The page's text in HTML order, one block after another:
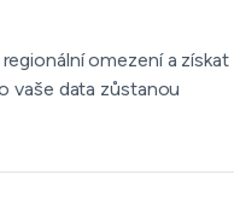
omezení a získat
vaše data zůstanou